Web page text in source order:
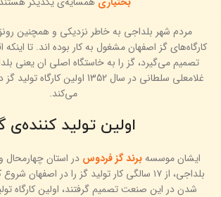
مردم شهر بلداجی به خاطر نزدیکی و همچنین
کارگاه‌های گز اصفهان مشغول به کار بوده اند. تا
تصمیم می‌گیرد، گز را به خاستگاه اصلی ان یعنی
غلامعلی سلطانی در سال 1352 اولین
می‌کند.
اولین تولید کننده‌ی
ایشان موسسهبرند گز فردوس در استان چهارمحال
بلداجی، از ۱۷ سالگی کار تولید گز را در
شدن در این صنعت تصمیم گرفتند، اولین کارگاه